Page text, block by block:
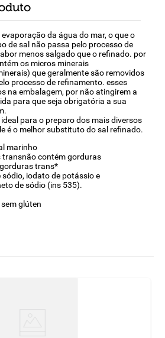
da água do mar, o que o
de sal não passa pelo processo de
menos salgado que o refinado. por
os micros minerais
que geralmente são removidos
processo de refinamento. esses
na embalagem, por não atingirem a
para que seja obrigatória a sua
para o preparo dos mais diversos
é o melhor substituto do sal refinado.
marinho
transnão contém gorduras
trans*
sódio, iodato de potássio e
de sódio (ins 535).
glúten